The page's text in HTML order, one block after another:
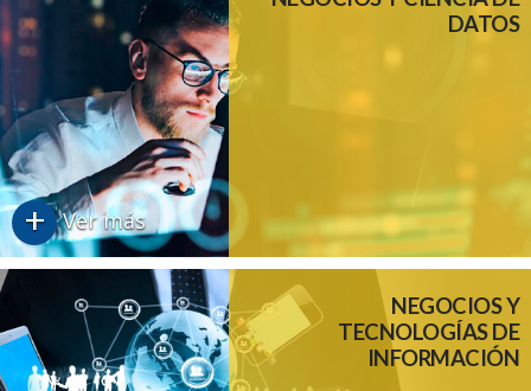
DATOS
+ Ver más
NEGOCIOS Y
TECNOLOGÍAS DE
INFORMACIÓN